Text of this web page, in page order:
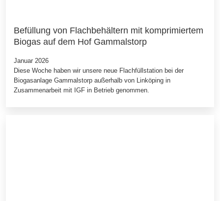
Befüllung von Flachbehältern mit komprimiertem
Biogas auf dem Hof Gammalstorp
Januar 2026
Diese Woche haben wir unsere neue Flachfüllstation bei der
Biogasanlage Gammalstorp außerhalb von Linköping in
Zusammenarbeit mit IGF in Betrieb genommen.